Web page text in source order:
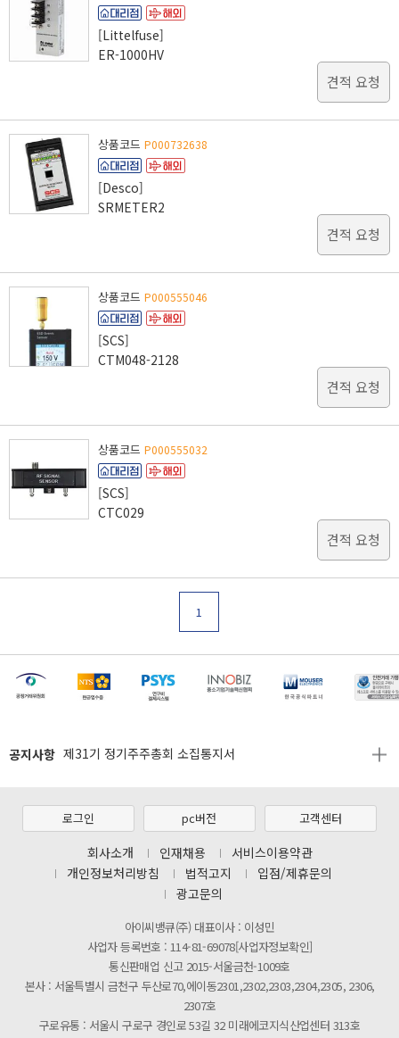
[Littelfuse]
ER-1000HV
견적 요청
상품코드 P000732638
[Desco]
SRMETER2
견적 요청
상품코드 P000555046
[SCS]
CTM048-2128
견적 요청
상품코드 P000555032
[SCS]
CTC029
견적 요청
1
공지사항
[마일리지 적립 및 사용 정책 개편 안내]
제31기 정기주주총회 소집통지서
[2026년 8월 신용카드 무이자 행사 안내]
제31기 정기주주총회 소집통지서
[마일리지 적립 및 사용 정책 개편 안내]
로그인 pc버전 고객센터
회사소개 인재채용
서비스이용약관
개인정보처리방침
법적고지
입점/제휴문의
광고문의
아이씨뱅큐(주) 대표이사 : 이성민
사업자 등록번호 : 114-81-69078[사업자정보확인]
통신판매업 신고 2015-서울금천-1009호
본사 : 서울특별시 금천구 두산로70,에이동2301,2302,2303,2304,2305, 2306,
2307호
구로유통 : 서울시 구로구 경인로 53길 32 미래에코지식산업센터 313호